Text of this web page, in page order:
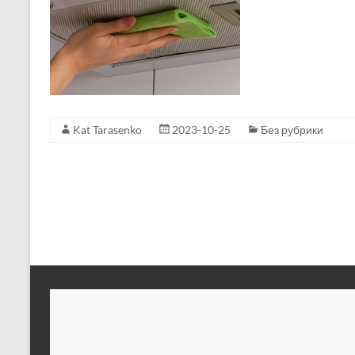
Kat Tarasenko 2023-10-25 Без рубрики